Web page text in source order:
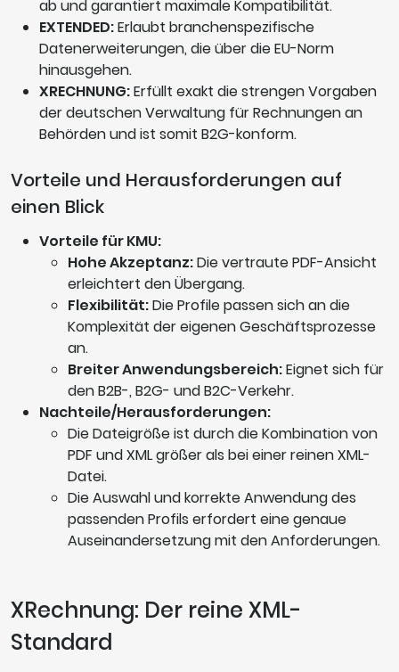
ab und garantiert maximale Kompatibilität.
EXTENDED:Erlaubt branchenspezifische
Datenerweiterungen, die über die EU-Norm
hinausgehen.
XRECHNUNG:Erfüllt exakt die strengen Vorgaben
der deutschen Verwaltung für Rechnungen an
Behörden und ist somit B2G-konform.
Vorteile und Herausforderungen auf
einen Blick
Vorteile für KMU:
Hohe Akzeptanz:Die vertraute PDF-Ansicht
erleichtert den Übergang.
Flexibilität:Die Profile passen sich an die
Komplexität der eigenen Geschäftsprozesse
an.
Breiter Anwendungsbereich:Eignet sich für
den B2B-, B2G- und B2C-Verkehr.
Nachteile/Herausforderungen:
Die Dateigröße ist durch die Kombination von
PDF und XML größer als bei einer reinen XML-
Datei.
Die Auswahl und korrekte Anwendung des
passenden Profils erfordert eine genaue
Auseinandersetzung mit den Anforderungen.
XRechnung: Der reine XML-
Standard